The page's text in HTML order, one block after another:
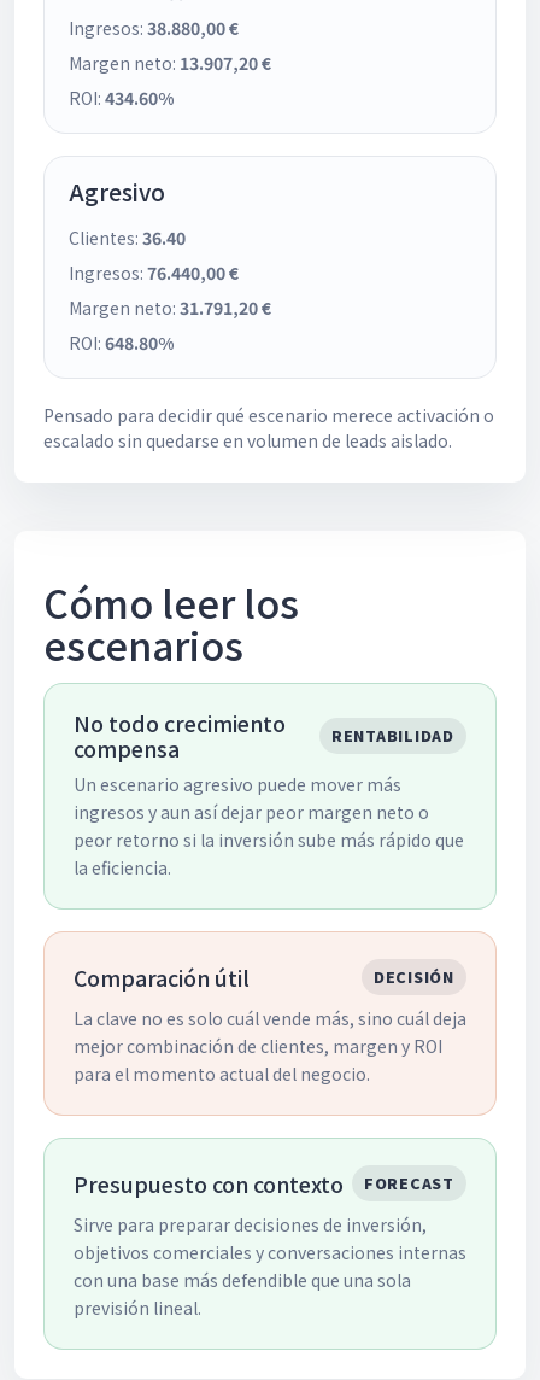
Ingresos: 38.880,00 €
Margen neto: 13.907,20 €
ROI: 434.60%
Agresivo
Clientes: 36.40
Ingresos: 76.440,00 €
Margen neto: 31.791,20 €
ROI: 648.80%
Pensado para decidir qué escenario merece activación o
escalado sin quedarse en volumen de leads aislado.
Cómo leer los
escenarios
No todo crecimiento
compensa
RENTABILIDAD
Un escenario agresivo puede mover más
ingresos y aun así dejar peor margen neto o
peor retorno si la inversión sube más rápido que
la eficiencia.
Comparación útil DECISIÓN
La clave no es solo cuál vende más, sino cuál deja
mejor combinación de clientes, margen y ROI
para el momento actual del negocio.
Presupuesto con contexto FORECAST
Sirve para preparar decisiones de inversión,
objetivos comerciales y conversaciones internas
con una base más defendible que una sola
previsión lineal.